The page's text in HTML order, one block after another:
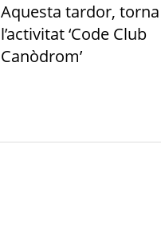
Aquesta tardor, torna
l’activitat ‘Code Club
Canòdrom’